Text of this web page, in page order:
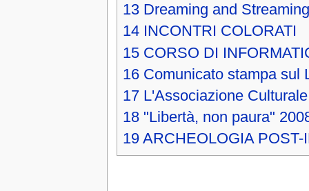
13 Dreaming and
14 INCONTRI COLORATI
15 CORSO DI
16 Comunicato stampa sul
17 L'Associazione
18 "Libertà, non paura"
19 ARCHEOLOGIA